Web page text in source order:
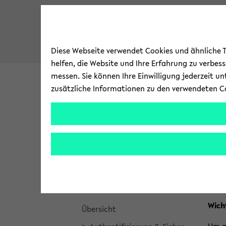
Uni­ver­si­tät For­schung
wechseln
Über­sicht
über­
und
zum
Diese Webseite verwendet Cookies und
helfen, die Website und Ihre Erfahrung zu
messen. Sie können Ihre Einwilligung jederzeit
zusätzliche Informationen zu den verwendeten